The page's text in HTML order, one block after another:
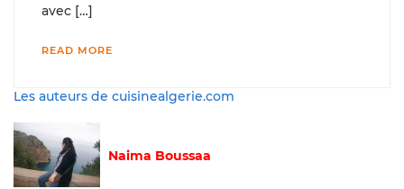
avec […]
READ MORE
Les auteurs de cuisinealgerie.com
Naima Boussaa